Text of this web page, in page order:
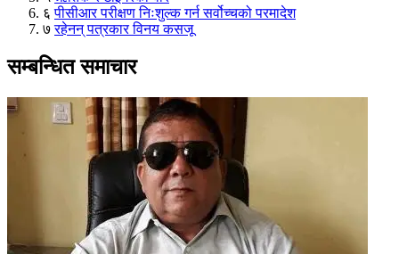
६ पीसीआर परीक्षण निःशुल्क गर्न सर्वोच्चको परमादेश
७ रहेनन् पत्रकार विनय कसजू
सम्बन्धित समाचार